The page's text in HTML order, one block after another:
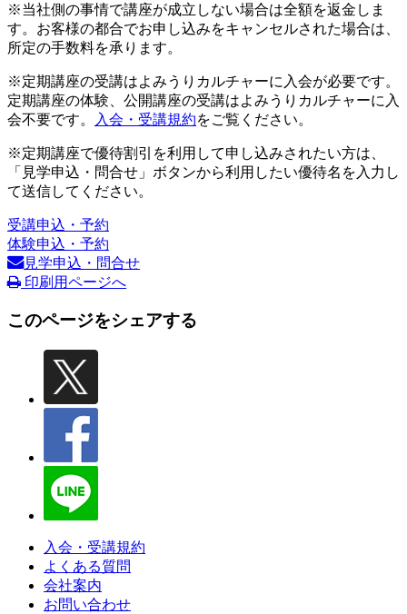
※当社側の事情で講座が成立しない場合は全額を返金しま
す。お客様の都合でお申し込みをキャンセルされた場合は、
所定の手数料を承ります。
※定期講座の受講はよみうりカルチャーに入会が必要です。
定期講座の体験、公開講座の受講はよみうりカルチャーに入
会不要です。
入会・受講規約をご覧ください。
※定期講座で優待割引を利用して申し込みされたい方は、
「見学申込・問合せ」ボタンから利用したい優待名を入力し
て送信してください。
受講申込・予約
体験申込・予約
見学申込・問合せ
印刷用ページへ
このページをシェアする
入会・受講規約
よくある質問
会社案内
お問い合わせ